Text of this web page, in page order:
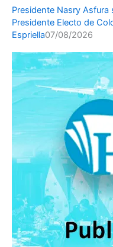
Presidente Nasry
Presidente Electo de
Espriella07/08/2026